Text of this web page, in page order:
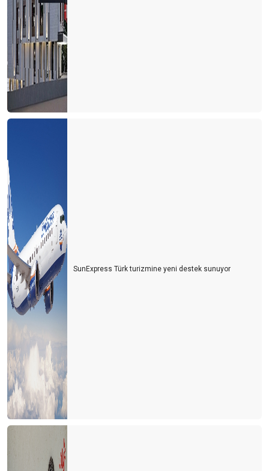
SunExpress Türk turizmine yeni destek sunuyor